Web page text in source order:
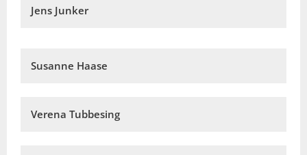
Jens Junker
Susanne Haase
Verena Tubbesing